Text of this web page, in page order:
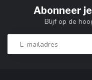
Abonneer
Blijf op de